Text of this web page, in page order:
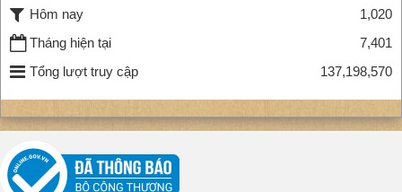
Hôm nay
1,020
Tháng hiện tại
7,401
Tổng lượt truy cập
137,198,570